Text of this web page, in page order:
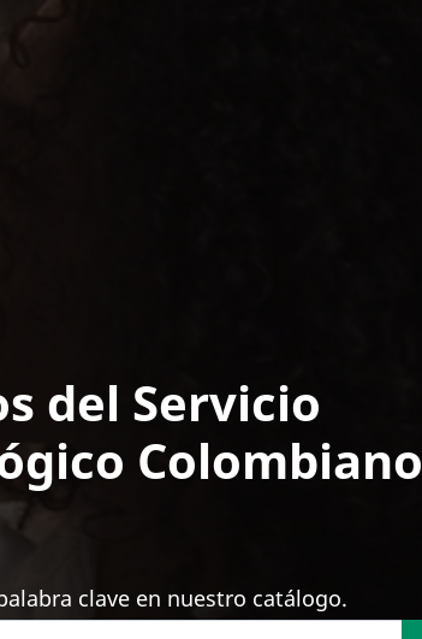
del Servicio
Colombiano
clave en nuestro catálogo.